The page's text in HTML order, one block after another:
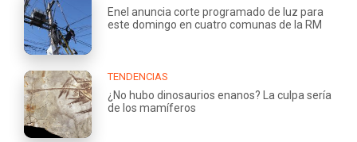
Enel anuncia corte programado de luz para
este domingo en cuatro comunas de la RM
TENDENCIAS
¿No hubo dinosaurios enanos? La culpa sería
de los mamíferos